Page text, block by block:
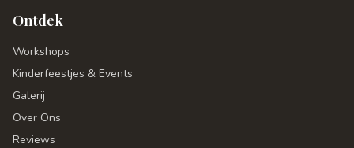
Ontdek
Workshops
Kinderfeestjes & Events
Galerij
Over Ons
Reviews